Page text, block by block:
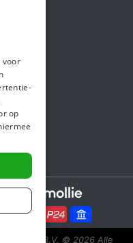
by
Europe B.V. © 2026 Alle
ENGLISH
voor
op